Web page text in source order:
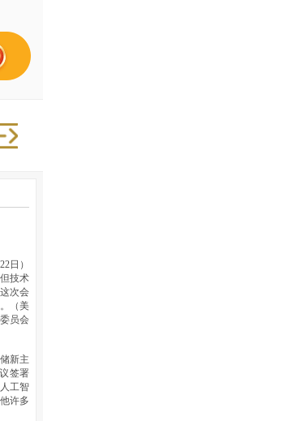
日）
技术
次会
（美
员会
新主
签署
工智
许多